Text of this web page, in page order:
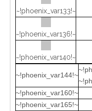
~!phoenix_var133!~
~!phoenix_var136!~
~!phoenix_var140!~
~!phoenix_var144!~
~!phoenix_var160!~
~!phoenix_var165!~